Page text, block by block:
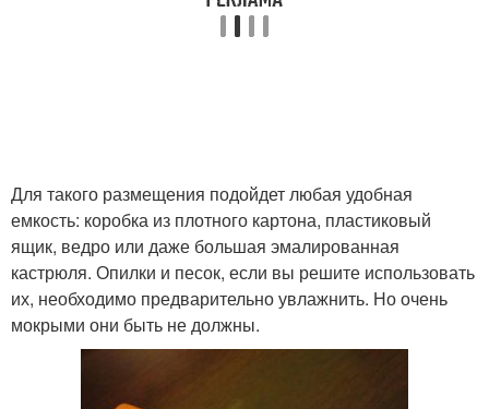
Для такого размещения подойдет любая удобная
емкость: коробка из плотного картона, пластиковый
ящик, ведро или даже большая эмалированная
кастрюля. Опилки и песок, если вы решите использовать
их, необходимо предварительно увлажнить. Но очень
мокрыми они быть не должны.